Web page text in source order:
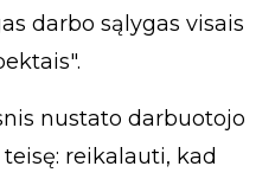
darbo sąlygas visais
nustato darbuotojo
reikalauti, kad